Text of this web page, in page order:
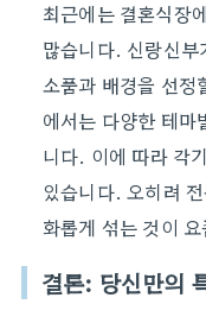
최근에는 결혼식장
많습니다. 신랑신부
소품과 배경을 선
에서는 다양한 테마
니다. 이에 따라 각
있습니다. 오히려
화롭게 섞는 것이
결론: 당신만의